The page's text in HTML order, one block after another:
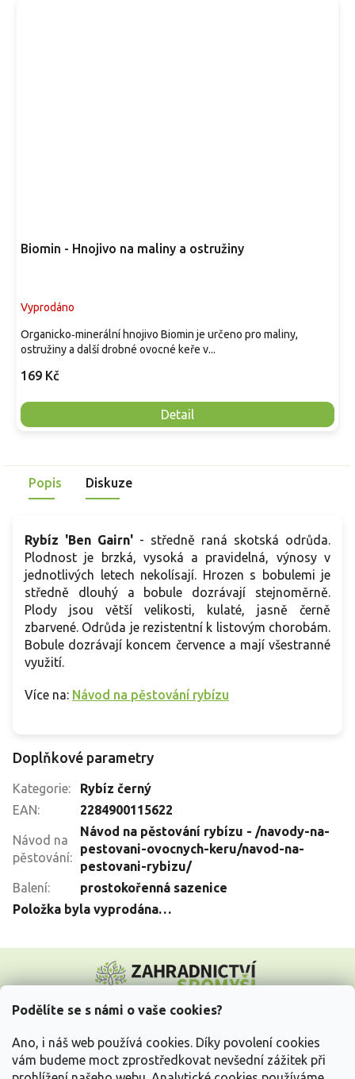
Podělíte se s námi o vaše cookies?
Ano, i náš web používá cookies. Díky povolení cookies
vám budeme moct zprostředkovat nevšední zážitek při
Biomin - Hnojivo na maliny a ostružiny
Vyprodáno
169 Kč
Detail
Organicko‑minerální hnojivo Biomin je určeno pro maliny,
ostružiny a další drobné ovocné keře v...
Popis Diskuze
Rybíz 'Ben Gairn' - středně raná skotská odrůda.
Plodnost je brzká, vysoká a pravidelná, výnosy v
jednotlivých letech nekolísají. Hrozen s bobulemi je
středně dlouhý a bobule dozrávají stejnoměrně.
Plody jsou větší velikosti, kulaté, jasně černě
zbarvené. Odrůda je rezistentní k listovým chorobám.
Bobule dozrávají koncem července a mají všestranné
využití.
Více na: Návod na pěstování rybízu
Doplňkové parametry
Kategorie:
Rybíz černý
EAN: 2284900115622
Návod na
pěstování:
Návod na pěstování rybízu - /navody-na-
pestovani-ovocnych-keru/navod-na-
pestovani-rybizu/
Balení:
prostokořenná sazenice
Položka byla vyprodána…
p
Vše o nákupu